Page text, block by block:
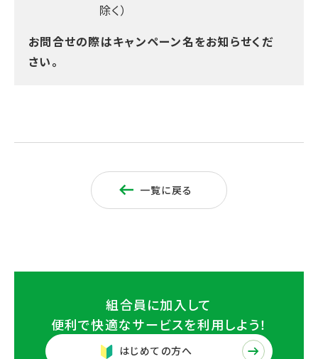
除く）
お問合せの際はキャンペーン名をお知らせくだ
さい。
一覧に戻る
組合員に加入して
便利で快適なサービスを利用しよう！
はじめての方へ